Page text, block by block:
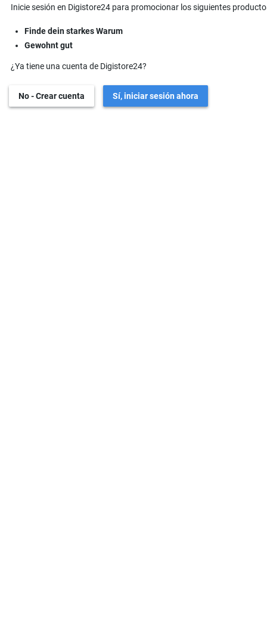
Inicie sesión en Digistore24 para promocionar los siguientes
Finde dein starkes Warum
Gewohnt gut
¿Ya tiene una cuenta de Digistore24?
No - Crear cuenta Sí, iniciar sesión ahora